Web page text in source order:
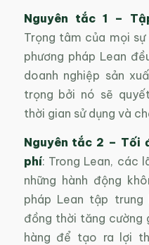
Nguyên tắc 1 –
Trọng tâm của mọi
phương pháp Lean
doanh nghiệp sản
trọng bởi nó sẽ
thời gian sử dụng và
Nguyên tắc 2 – Tối
phí: Trong Lean, các
những hành động
pháp Lean tập
đồng thời tăng cường
hàng để tạo ra lợi